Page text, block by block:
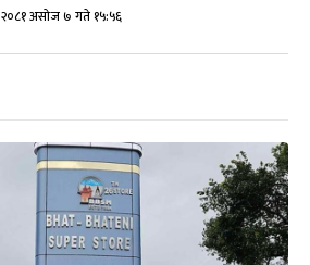
२०८१ असोज ७ गते १५:५६